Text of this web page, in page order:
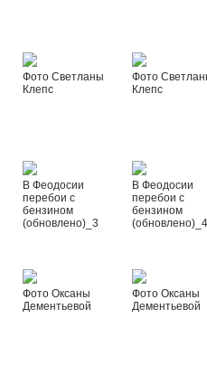
Фото Светланы
Клепс
Фото
Клепс
В Феодосии
перебои с
бензином
(обновлено)_3
В Феодосии
перебои с
бензином
Фото Оксаны
Дементьевой
Фото Оксаны
Дементьевой